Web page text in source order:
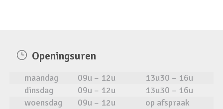
Openingsuren
maandag 09u – 12u
13u30 – 16u
dinsdag
09u – 12u
13u30 – 16u
woensdag
09u – 12u
op afspraak